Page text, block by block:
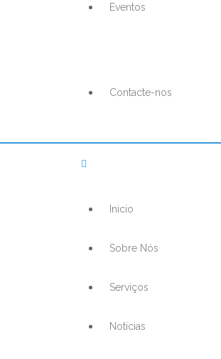
Eventos
Contacte-nos
Inicio
Sobre Nós
Serviços
Noticias